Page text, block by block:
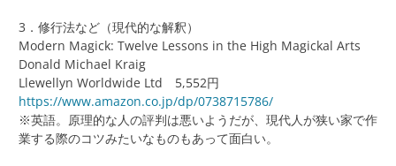
3．修行法など（現代的な解釈）
Modern Magick: Twelve Lessons in the High Magickal Arts
Donald Michael Kraig
Llewellyn Worldwide Ltd 5,552円
https://www.amazon.co.jp/dp/0738715786/
※英語。原理的な人の評判は悪いようだが、現代人が狭い家で作
業する際のコツみたいなものもあって面白い。